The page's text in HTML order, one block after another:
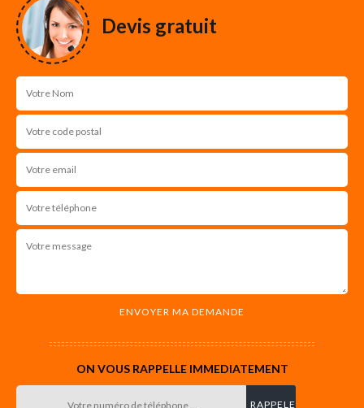
Devis gratuit
ON VOUS RAPPELLE IMMEDIATEMENT